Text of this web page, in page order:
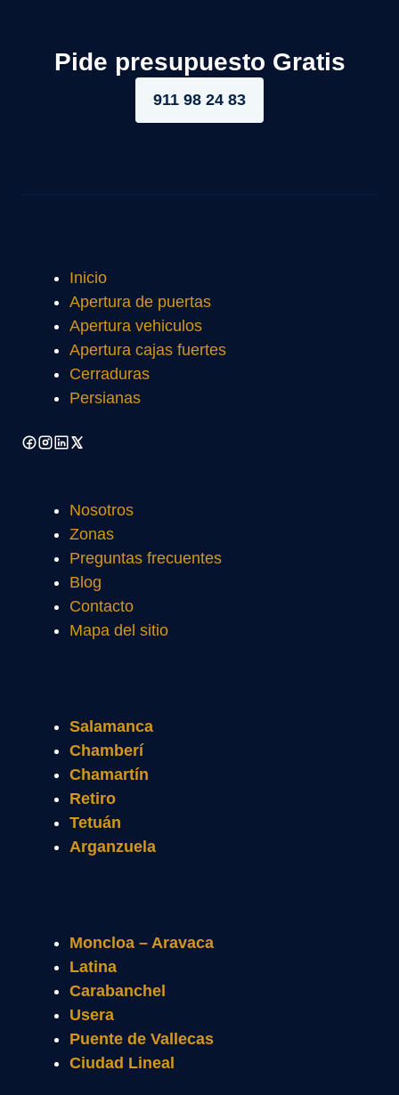
Pide presupuesto Gratis
911 98 24 83
Inicio
Apertura de puertas
Apertura vehiculos
Apertura cajas fuertes
Cerraduras
Persianas
Nosotros
Zonas
Preguntas frecuentes
Blog
Contacto
Mapa del sitio
Salamanca
Chamberí
Chamartín
Retiro
Tetuán
Arganzuela
Moncloa – Aravaca
Latina
Carabanchel
Usera
Puente de Vallecas
Ciudad Lineal